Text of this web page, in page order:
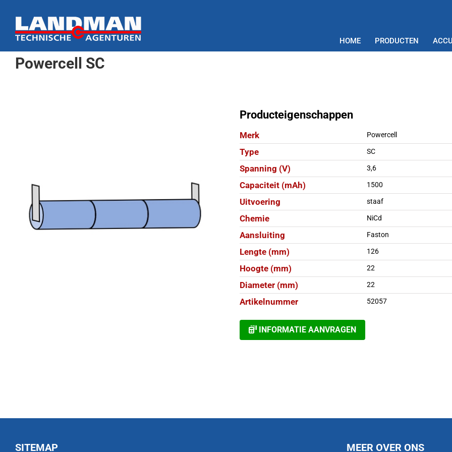
naar
inhoud
HOME PRODUCTEN
Powercell SC
Producteigenschappen
Merk Powercell
Type SC
Spanning (V) 3,6
Capaciteit (mAh) 1500
Uitvoering staaf
Chemie NiCd
Aansluiting Faston
Lengte (mm) 126
Hoogte (mm) 22
Diameter (mm) 22
Artikelnummer 52057
INFORMATIE AANVRAGEN
SITEMAP MEER OVER ONS